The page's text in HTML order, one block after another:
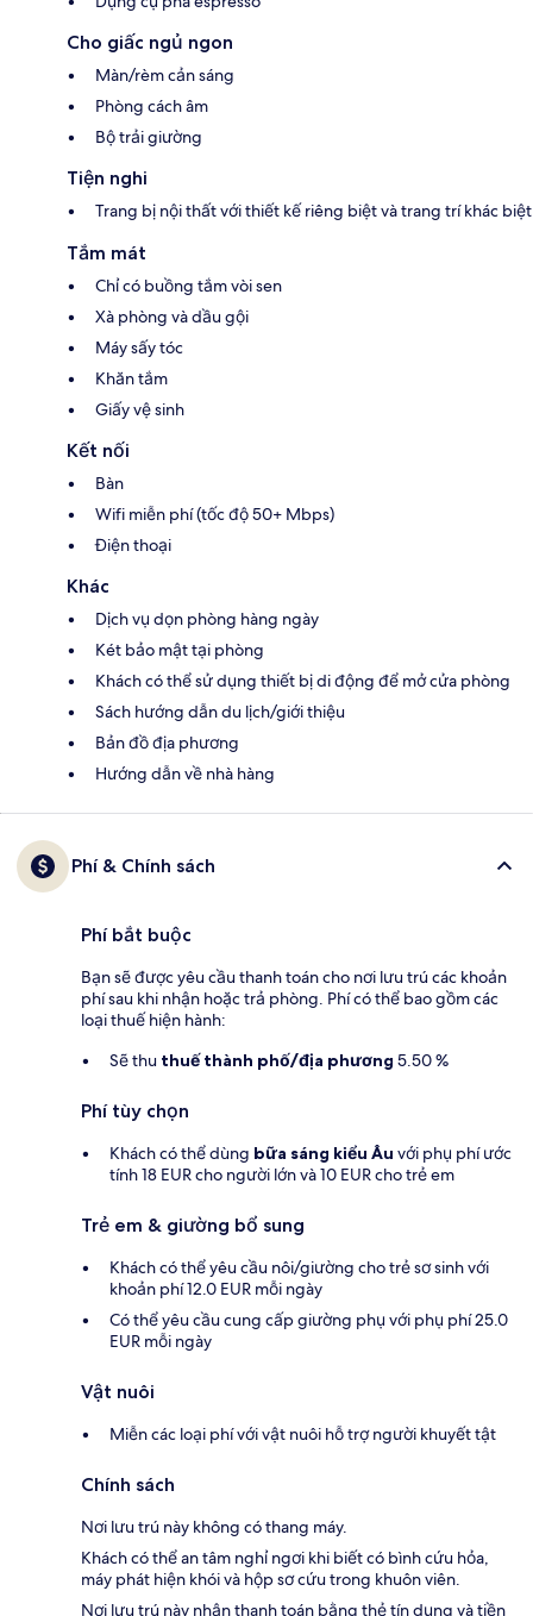
Cho giấc ngủ ngon
Màn/rèm cản sáng
Phòng cách âm
Bộ trải giường
Tiện nghi
Trang bị nội thất với thiết kế riêng biệt và trang trí khác biệt
Tắm mát
Chỉ có buồng tắm vòi sen
Xà phòng và dầu gội
Máy sấy tóc
Khăn tắm
Giấy vệ sinh
Kết nối
Bàn
Wifi miễn phí (tốc độ 50+ Mbps)
Điện thoại
Khác
Dịch vụ dọn phòng hàng ngày
Két bảo mật tại phòng
Khách có thể sử dụng thiết bị di động để mở cửa phòng
Sách hướng dẫn du lịch/giới thiệu
Bản đồ địa phương
Hướng dẫn về nhà hàng
Phí & Chính sách
Phí bắt buộc
Bạn sẽ được yêu cầu thanh toán cho nơi lưu trú các khoản
phí sau khi nhận hoặc trả phòng. Phí có thể bao gồm các
loại thuế hiện hành:
Sẽ thu thuế thành phố/địa phương 5.50 %
Phí tùy chọn
Khách có thể dùng bữa sáng kiểu Âu với phụ phí ước
tính 18 EUR cho người lớn và 10 EUR cho trẻ em
Trẻ em & giường bổ sung
Khách có thể yêu cầu nôi/giường cho trẻ sơ sinh với
khoản phí 12.0 EUR mỗi ngày
Có thể yêu cầu cung cấp giường phụ với phụ phí 25.0
EUR mỗi ngày
Vật nuôi
Miễn các loại phí với vật nuôi hỗ trợ người khuyết tật
Chính sách
Nơi lưu trú này không có thang máy.
Khách có thể an tâm nghỉ ngơi khi biết có bình cứu hỏa,
máy phát hiện khói và hộp sơ cứu trong khuôn viên.
Nơi lưu trú này nhận thanh toán bằng thẻ tín dụng và tiền